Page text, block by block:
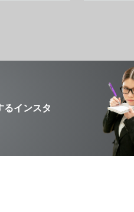
るインスタ